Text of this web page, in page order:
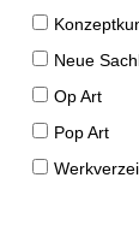
Neue
Op Art
Pop Art